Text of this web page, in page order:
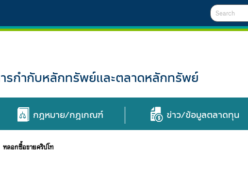
รกำกับหลักทรัพย์และตลาดหลักทรัพย์
กฎหมาย/กฎเกณฑ์ ข่าว/ข้อมูลตลาดทุน
หลอกซื้อขายคริปโท